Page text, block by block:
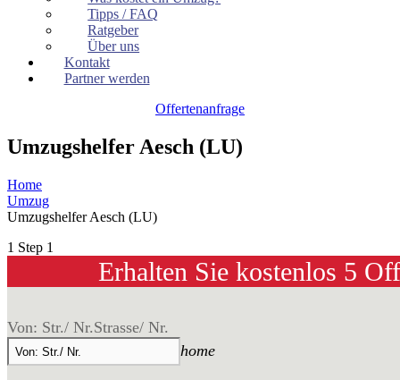
Tipps / FAQ
Ratgeber
Über uns
Kontakt
Partner werden
Offertenanfrage
Umzugshelfer Aesch (LU)
Home
Umzug
Umzugshelfer Aesch (LU)
1 Step 1
Erhalten Sie kostenlos 5
Von: Str./ Nr.Strasse/ Nr.
home